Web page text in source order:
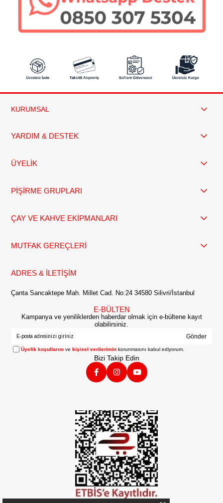
KURUMSAL
YARDIM & DESTEK
ÜYELİK
PİŞİRME GRUPLARI
ÇAY VE KAHVE EKİPMANLARI
MUTFAK GEREÇLERİ
ADRES & İLETİŞİM
Çanta Sancaktepe Mah. Millet Cad. No:24 34580 Silivri/İstanbul
E-BÜLTEN
Kampanya ve yeniliklerden haberdar olmak için e-bültene kayıt
olabilirsiniz.
Gönder
Üyelik koşullarını vekişisel verilerimin korunmasını kabul ediyorum.
Bizi Takip Edin